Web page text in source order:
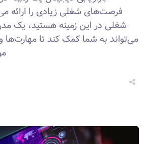
فرصت‌های شغلی زیادی را ارائه
شغلی در این زمینه هستید، یک
می‌تواند به شما کمک کند تا مهارت‌ها